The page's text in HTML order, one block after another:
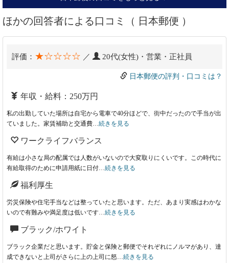
ほかの回答者による口コミ（ 日本郵便 ）
評価： ★☆☆☆☆ ／ 20代(女性)・営業・正社員
日本郵便の評判・口コミは？
年収・給料：250万円
私の出勤していた場所は自宅から電車で40分ほどで、街中だったので手当が出
ていました。家賃補助と交通費… 続きを見る
ワークライフバランス
有給は小さな局の配属では人数がいないので大変取りにくいです。この時代に
有給取得のために申請用紙に日付… 続きを見る
福利厚生
労災保険や住宅手当などは整っていたと思います。ただ、あまり実感はわかな
いので有難みや満足度は低いです… 続きを見る
ブラック/ホワイト
ブラック企業だと思います。貯金と保険と郵便でそれぞれにノルマがあり、達
成できないと上司がさらに上の上司に怒… 続きを見る